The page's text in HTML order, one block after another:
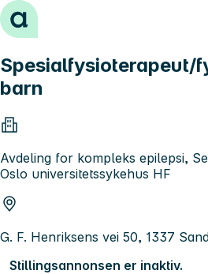
Hopp til innhold
Spesialfysioterapeut/
barn
Avdeling for kompleks epilepsi,
Oslo universitetssykehus HF
G. F. Henriksens vei 50, 1337
Stillingsannonsen er inaktiv.